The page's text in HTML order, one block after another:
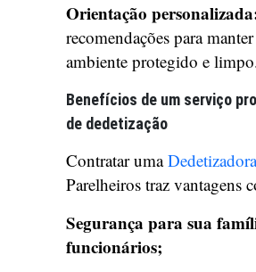
Orientação
recomendações para
ambiente protegido e
Benefícios de um serviço
de dedetização
Contratar uma
Parelheiros traz vantagens
Segurança para sua
funcionários;